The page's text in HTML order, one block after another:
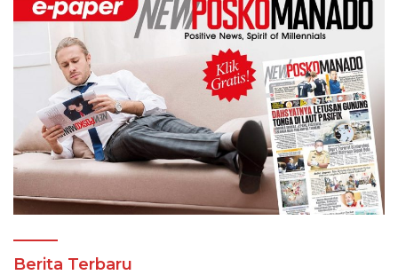
Berita Terbaru